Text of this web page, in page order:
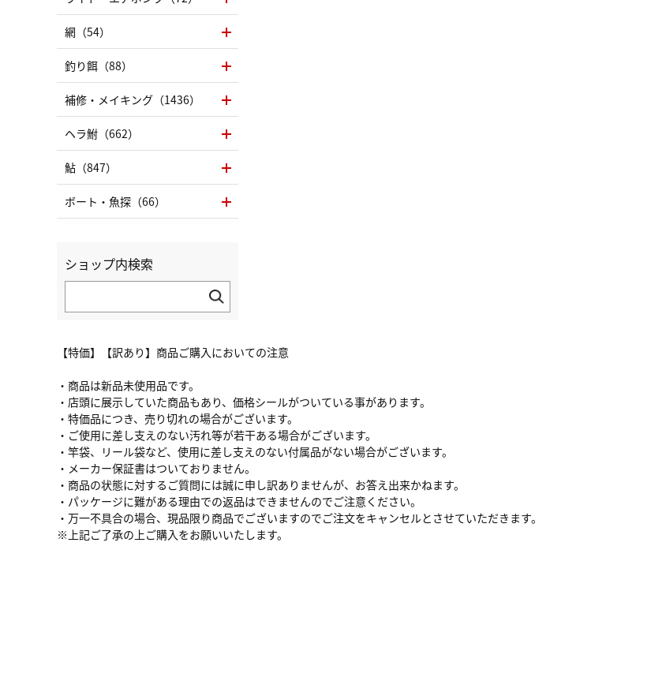
【特価】【訳あり】商品ご購入においての注意
・商品は新品未使用品です。
・店頭に展示していた商品もあり、価格シールがついている事があります。
・特価品につき、売り切れの場合がございます。
・ご使用に差し支えのない汚れ等が若干ある場合がございます。
・竿袋、リール袋など、使用に差し支えのない付属品がない場合がございます。
・メーカー保証書はついておりません。
・商品の状態に対するご質問には誠に申し訳ありませんが、お答え出来かねます。
・パッケージに難がある理由での返品はできませんのでご注意ください。
・万一不具合の場合、現品限り商品でございますのでご注文をキャンセルとさせていただきます。
※上記ご了承の上ご購入をお願いいたします。
網（54）
釣り餌（88）
補修・メイキング（1436）
ヘラ鮒（662）
鮎（847）
ボート・魚探（66）
ショップ内検索